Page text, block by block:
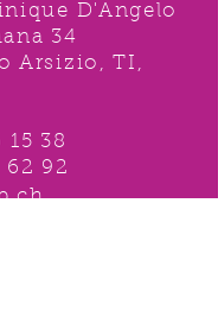
D'Angelo
34
Arsizio, TI,
15 38
62 92